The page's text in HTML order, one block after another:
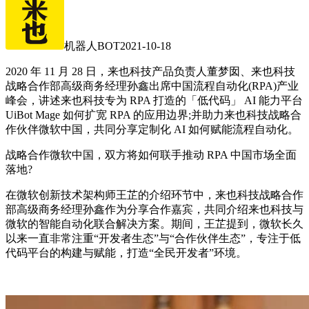
机器人BOT2021-10-18
2020 年 11 月 28 日，来也科技产品负责人董梦囡、来也科技
战略合作部高级商务经理孙鑫出席中国流程自动化(RPA)产业
峰会，讲述来也科技专为 RPA 打造的「低代码」 AI 能力平台
UiBot Mage 如何扩宽 RPA 的应用边界;并助力来也科技战略合
作伙伴微软中国，共同分享定制化 AI 如何赋能流程自动化。
战略合作微软中国，双方将如何联手推动 RPA 中国市场全面
落地?
在微软创新技术架构师王芷的介绍环节中，来也科技战略合作
部高级商务经理孙鑫作为分享合作嘉宾，共同介绍来也科技与
微软的智能自动化联合解决方案。期间，王芷提到，微软长久
以来一直非常注重“开发者生态”与“合作伙伴生态”，专注于低
代码平台的构建与赋能，打造“全民开发者”环境。